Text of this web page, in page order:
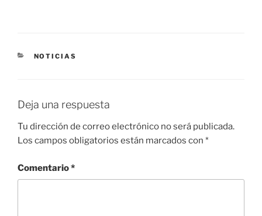
CATEGORÍAS
NOTICIAS
Deja una respuesta
Tu dirección de correo electrónico no será publicada.
Los campos obligatorios están marcados con *
Comentario*